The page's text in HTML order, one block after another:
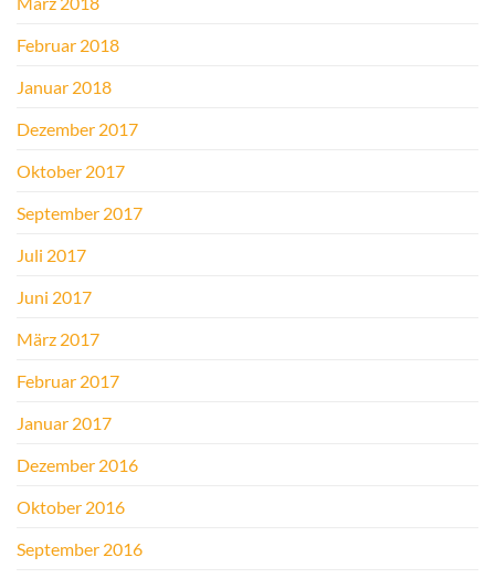
Februar 2018
Januar 2018
Dezember 2017
Oktober 2017
September 2017
Juli 2017
Juni 2017
März 2017
Februar 2017
Januar 2017
Dezember 2016
Oktober 2016
September 2016